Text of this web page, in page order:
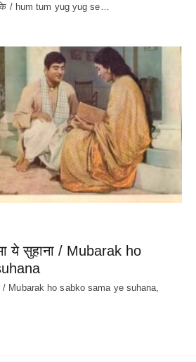
/ hum tum yug yug se…
ये सुहाना / Mubarak ho
/ Mubarak ho sabko sama ye suhana,